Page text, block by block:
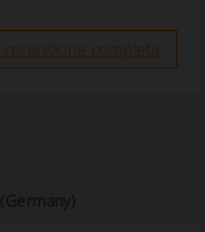
recensione completa
(Germany)